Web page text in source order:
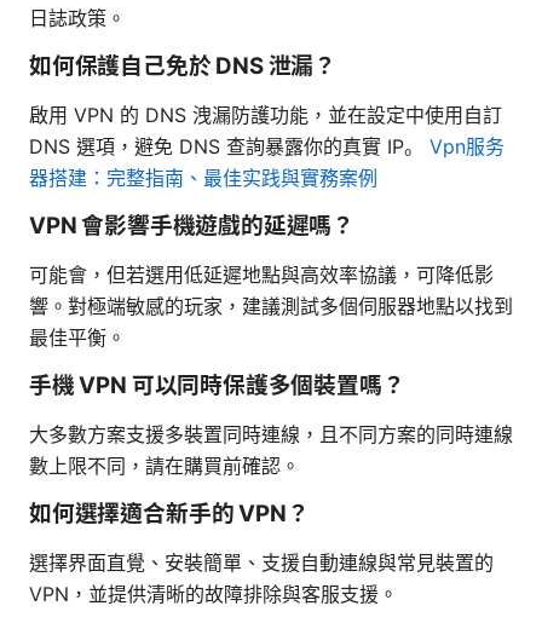
日誌政策。
如何保護自己免於 DNS 泄漏？
啟用 VPN 的 DNS 洩漏防護功能，並在設定中使用自訂
DNS 選項，避免 DNS 查詢暴露你的真實 IP。 Vpn服务
器搭建：完整指南、最佳实践與實務案例
VPN 會影響手機遊戲的延遲嗎？
可能會，但若選用低延遲地點與高效率協議，可降低影
響。對極端敏感的玩家，建議測試多個伺服器地點以找到
最佳平衡。
手機 VPN 可以同時保護多個裝置嗎？
大多數方案支援多裝置同時連線，且不同方案的同時連線
數上限不同，請在購買前確認。
如何選擇適合新手的 VPN？
選擇界面直覺、安裝簡單、支援自動連線與常見裝置的
VPN，並提供清晰的故障排除與客服支援。